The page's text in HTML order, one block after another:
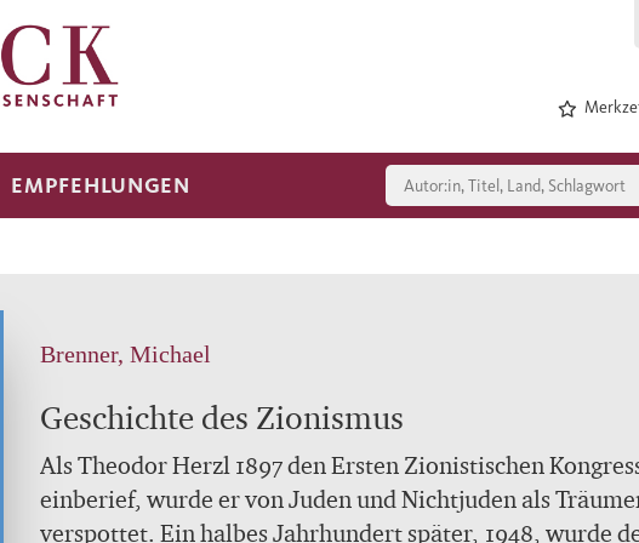
EMPFEHLUNGEN
Brenner, Michael
Geschichte des Zionismus
Als Theodor Herzl 1897 den Ersten Zionistischen
einberief, wurde er von Juden und Nichtjuden als
verspottet. Ein halbes Jahrhundert später, 1948, wurde